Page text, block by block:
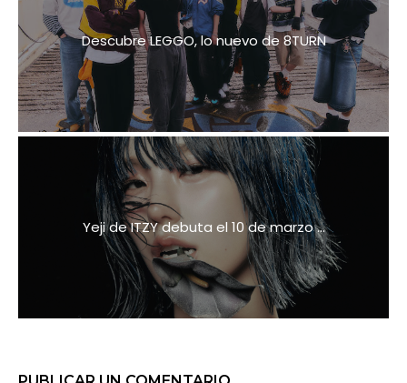
Descubre LEGGO, lo nuevo de 8TURN
Yeji de ITZY debuta el 10 de marzo ...